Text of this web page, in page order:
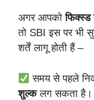
अगर आपकोफिक्स्ड
तो SBI इस पर भी
शर्तें लागू होती हैं –
समय से पहले
शुल्कलग सकता है।